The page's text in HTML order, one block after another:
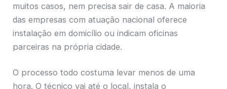
muitos casos, nem precisa sair de casa. A maioria
das empresas com atuação nacional oferece
instalação em domicílio ou indicam oficinas
parceiras na própria cidade.
O processo todo costuma levar menos de uma
hora. O técnico vai até o local, instala o